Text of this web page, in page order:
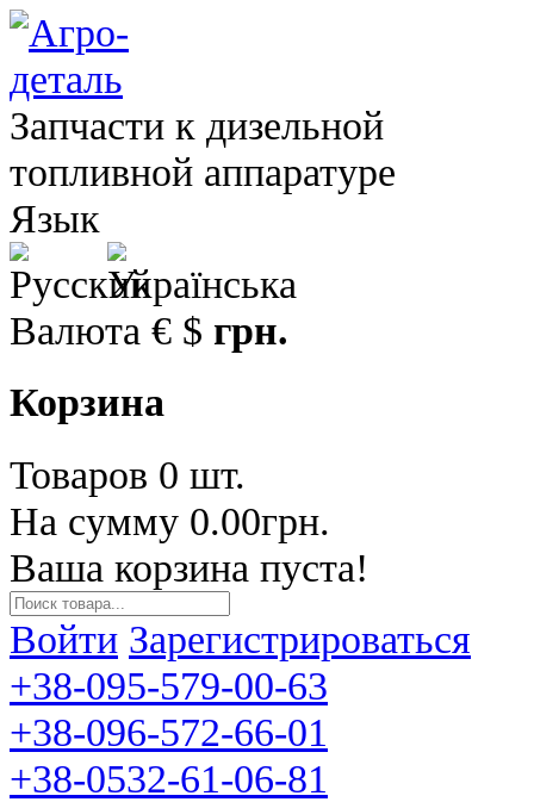
Запчасти к дизельной
топливной аппаратуре
Язык
Валюта € $ грн.
Корзина
Товаров 0 шт.
На сумму 0.00грн.
Ваша корзина пуста!
Войти Зарегистрироваться
+38-095-579-00-63
+38-096-572-66-01
+38-0532-61-06-81